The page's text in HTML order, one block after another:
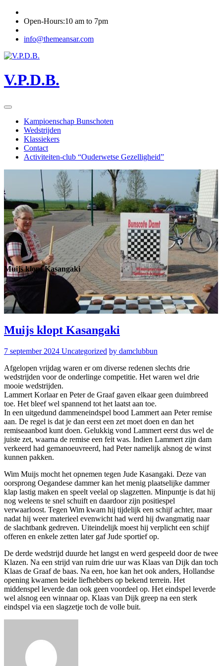
Open-Hours:10 am to 7pm
info@themeansar.com
V.P.D.B.
Kampioenschap Bunschoten
Wedstrijden
Klassiekers
Contact
Activiteiten-club “Ouderwetse Gezelligheid”
Muijs klopt Kasangaki
Muijs klopt Kasangaki
7 september 2024 Uncategorized by damclubbun
Afgelopen vrijdag waren er om diverse redenen slechts drie
wedstrijden voor de onderlinge competitie. Het waren wel drie
mooie wedstrijden.
Lammert Korlaar en Peter de Graaf gaven elkaar geen duimbreed
toe. Het bleef wel spannend tot het laatst aan toe.
In een uitgedund dammeneindspel bood Lammert aan Peter remise
aan. De regel is dat je dan eerst een zet moet doen en dan het
remiseaanbod kunt doen. Gelukkig vond Lammert eerst dus wel de
juiste zet, waarna de remise een feit was. Indien Lammert zijn dam
verkeerd had gemanoeuvreerd, had Peter namelijk alsnog de winst
kunnen pakken.
Wim Muijs mocht het opnemen tegen Jude Kasangaki. Deze van
oorsprong Oegandese dammer kan het menig plaatselijke dammer
klap lastig maken en speelt veelal op slagzetten. Minpuntje is dat hij
nog weleens te snel schuift en daardoor zijn positiespel
verwaarloost. Tegen Wim kwam hij tijdelijk een schijf achter, maar
nadat hij weer materieel evenwicht had werd hij dwangmatig naar
de slachtbank gedreven. Uiteindelijk moest hij verplicht een schijf
offeren en enkele zetten later gaf Jude sportief op.
De derde wedstrijd duurde het langst en werd gespeeld door de twee
Klazen. Na een strijd van ruim drie uur was Klaas van Dijk dan toch
Klaas de Graaf de baas. Na een, hoe kan het ook anders, Hollandse
opening kwamen beide liefhebbers op bekend terrein. Het
middenspel leverde dan ook geen voordeel op. Het eindspel leverde
wel alsnog een winnaar op. Klaas van Dijk greep na een sterk
eindspel via een slagzetje toch de volle buit.